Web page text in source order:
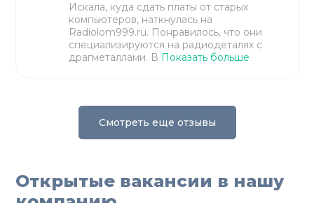
Искала, куда сдать платы от старых
компьютеров, наткнулась на
Radiolom999.ru. Понравилось, что они
специализируются на радиодеталях с
драгметаллами. В Показать больше
Смотреть еще отзывы
Открытые вакансии в нашу